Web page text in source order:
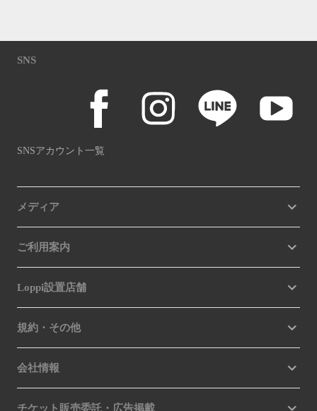
SNS
SNSアカウント一覧
メディア
ご利用案内
Loppi設置店舗
規約・その他
会社情報
チケット販売委託・広告掲載